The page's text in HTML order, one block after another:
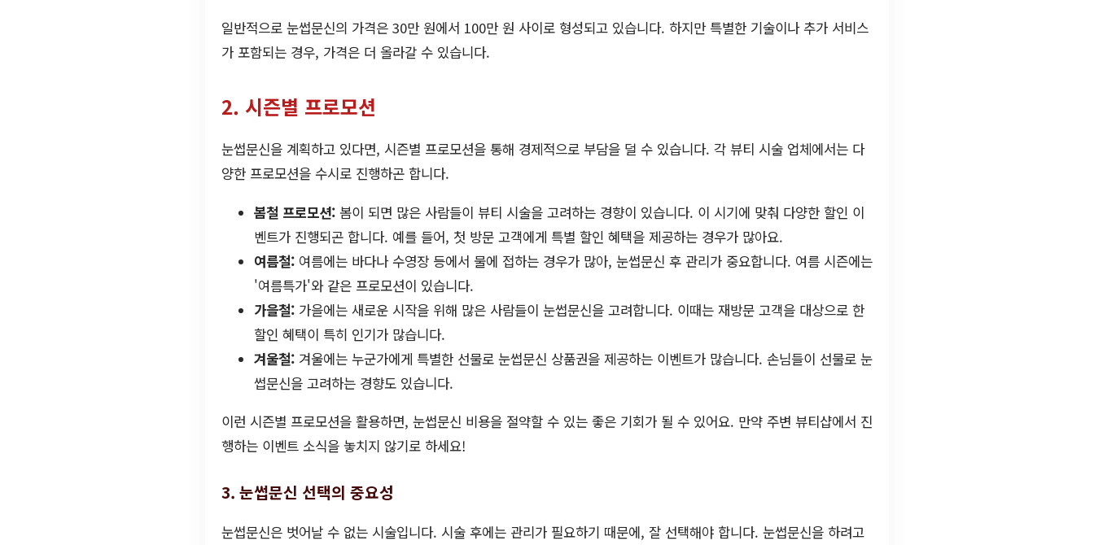
일반적으로 눈썹문신의 가격은 30만 원에서 100만 원 사이로 형성되고 있습니다. 하지만 특별한 기술이나 추가 서비스
가 포함되는 경우, 가격은 더 올라갈 수 있습니다.
2. 시즌별 프로모션
눈썹문신을 계획하고 있다면, 시즌별 프로모션을 통해 경제적으로 부담을 덜 수 있습니다. 각 뷰티 시술 업체에서는 다
양한 프로모션을 수시로 진행하곤 합니다.
봄철 프로모션: 봄이 되면 많은 사람들이 뷰티 시술을 고려하는 경향이 있습니다. 이 시기에 맞춰 다양한 할인 이
벤트가 진행되곤 합니다. 예를 들어, 첫 방문 고객에게 특별 할인 혜택을 제공하는 경우가 많아요.
여름철: 여름에는 바다나 수영장 등에서 물에 접하는 경우가 많아, 눈썹문신 후 관리가 중요합니다. 여름 시즌에는
'여름특가'와 같은 프로모션이 있습니다.
가을철: 가을에는 새로운 시작을 위해 많은 사람들이 눈썹문신을 고려합니다. 이때는 재방문 고객을 대상으로 한
할인 혜택이 특히 인기가 많습니다.
겨울철: 겨울에는 누군가에게 특별한 선물로 눈썹문신 상품권을 제공하는 이벤트가 많습니다. 손님들이 선물로 눈
썹문신을 고려하는 경향도 있습니다.
이런 시즌별 프로모션을 활용하면, 눈썹문신 비용을 절약할 수 있는 좋은 기회가 될 수 있어요. 만약 주변 뷰티샵에서 진
행하는 이벤트 소식을 놓치지 않기로 하세요!
3. 눈썹문신 선택의 중요성
눈썹문신은 벗어날 수 없는 시술입니다. 시술 후에는 관리가 필요하기 때문에, 잘 선택해야 합니다. 눈썹문신을 하려고